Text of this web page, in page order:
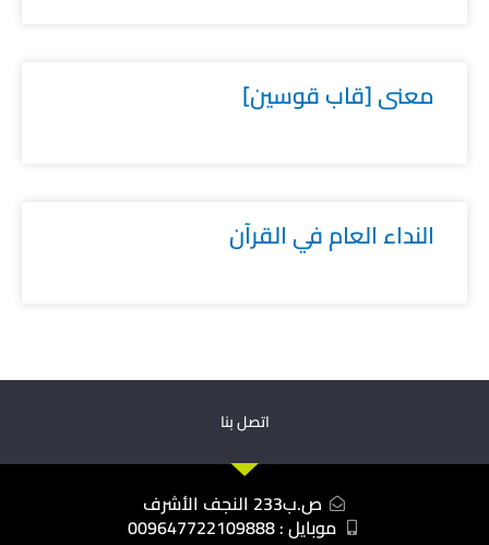
معنى [قاب قوسين]
النداء العام في القرآن
اتصل بنا
ص.ب233 النجف الأشرف
موبايل : 009647722109888